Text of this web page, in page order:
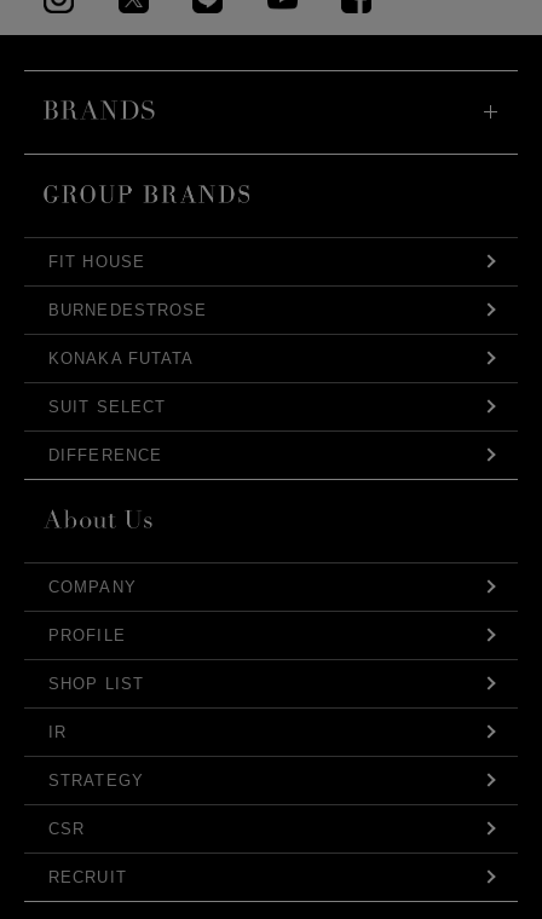
FIT HOUSE
BURNEDESTROSE
KONAKA FUTATA
SUIT SELECT
DIFFERENCE
COMPANY
PROFILE
SHOP LIST
IR
STRATEGY
CSR
RECRUIT